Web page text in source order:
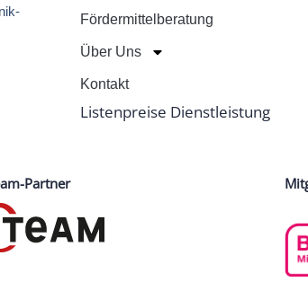
Fördermittelberatung
Über Uns
Kontakt
Listenpreise Dienstleistung
Partner